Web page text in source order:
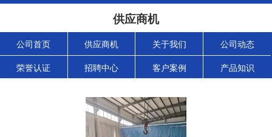
供应商机
公司首页 供应商机 关于我们 公司动态
荣誉认证 招聘中心 客户案例 产品知识